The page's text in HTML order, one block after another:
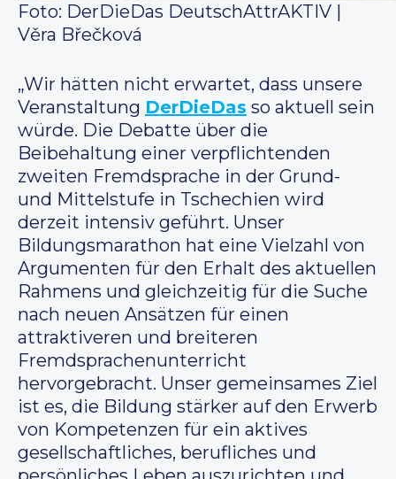
Foto: DerDieDas DeutschAttrAKTIV |
Věra Břečková
„Wir hätten nicht erwartet, dass unsere
Veranstaltung DerDieDas so aktuell sein
würde. Die Debatte über die
Beibehaltung einer verpflichtenden
zweiten Fremdsprache in der Grund-
und Mittelstufe in Tschechien wird
derzeit intensiv geführt. Unser
Bildungsmarathon hat eine Vielzahl von
Argumenten für den Erhalt des aktuellen
Rahmens und gleichzeitig für die Suche
nach neuen Ansätzen für einen
attraktiveren und breiteren
Fremdsprachenunterricht
hervorgebracht. Unser gemeinsames Ziel
ist es, die Bildung stärker auf den Erwerb
von Kompetenzen für ein aktives
gesellschaftliches, berufliches und